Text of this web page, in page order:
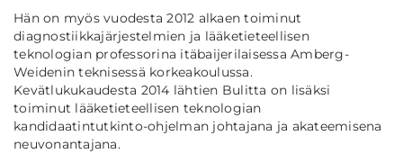
Hän on myös vuodesta 2012 alkaen toiminut
diagnostiikkajärjestelmien ja lääketieteellisen
teknologian professorina itäbaijerilaisessa Amberg-
Weidenin teknisessä korkeakoulussa.
Kevätlukukaudesta 2014 lähtien Bulitta on lisäksi
toiminut lääketieteellisen teknologian
kandidaatintutkinto-ohjelman johtajana ja akateemisena
neuvonantajana.